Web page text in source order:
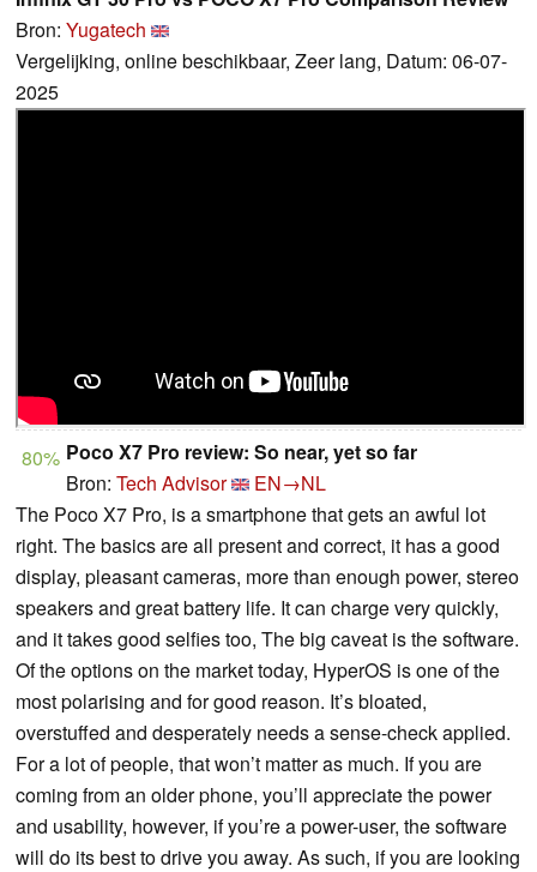
Bron: Yugatech
Vergelijking, online beschikbaar, Zeer lang, Datum: 06-07-
2025
80% Poco X7 Pro review: So near, yet so far
Bron: Tech Advisor
EN→NL
The Poco X7 Pro, is a smartphone that gets an awful lot
right. The basics are all present and correct, it has a good
display, pleasant cameras, more than enough power, stereo
speakers and great battery life. It can charge very quickly,
and it takes good selfies too, The big caveat is the software.
Of the options on the market today, HyperOS is one of the
most polarising and for good reason. It’s bloated,
overstuffed and desperately needs a sense-check applied.
For a lot of people, that won’t matter as much. If you are
coming from an older phone, you’ll appreciate the power
and usability, however, if you’re a power-user, the software
will do its best to drive you away. As such, if you are looking